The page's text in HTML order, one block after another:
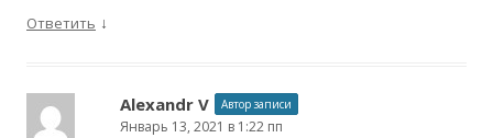
Ответить ↓
Alexandr V Автор записи
Январь 13, 2021 в 1:22 пп